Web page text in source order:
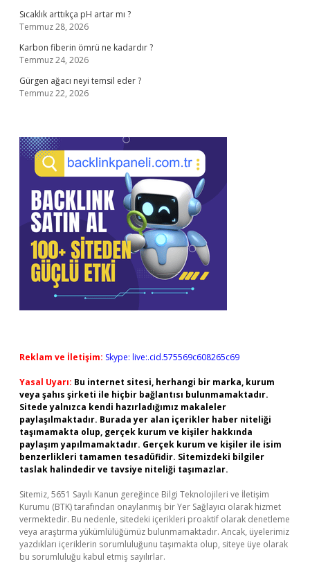
Sıcaklık arttıkça pH artar mı ?
Temmuz 28, 2026
Karbon fiberin ömrü ne kadardır ?
Temmuz 24, 2026
Gürgen ağacı neyi temsil eder ?
Temmuz 22, 2026
Reklam ve İletişim: Skype: live:.cid.575569c608265c69
Yasal Uyarı: Bu internet sitesi, herhangi bir marka, kurum
veya şahıs şirketi ile hiçbir bağlantısı bulunmamaktadır.
Sitede yalnızca kendi hazırladığımız makaleler
paylaşılmaktadır. Burada yer alan içerikler haber niteliği
taşımamakta olup, gerçek kurum ve kişiler hakkında
paylaşım yapılmamaktadır. Gerçek kurum ve kişiler ile isim
benzerlikleri tamamen tesadüfidir. Sitemizdeki bilgiler
taslak halindedir ve tavsiye niteliği taşımazlar.
Sitemiz, 5651 Sayılı Kanun gereğince Bilgi Teknolojileri ve İletişim
Kurumu (BTK) tarafından onaylanmış bir Yer Sağlayıcı olarak hizmet
vermektedir. Bu nedenle, sitedeki içerikleri proaktif olarak denetleme
veya araştırma yükümlülüğümüz bulunmamaktadır. Ancak, üyelerimiz
yazdıkları içeriklerin sorumluluğunu taşımakta olup, siteye üye olarak
bu sorumluluğu kabul etmiş sayılırlar.